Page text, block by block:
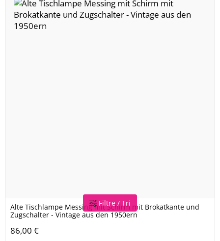
Filtre / Tri
Alte Tischlampe Messing mit Schirm mit Brokatkante und
Zugschalter - Vintage aus den 1950ern
86,00 €